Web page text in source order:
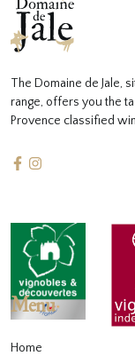
The Domaine de Jale,
range, offers you the
Provence classified
Menu
Home